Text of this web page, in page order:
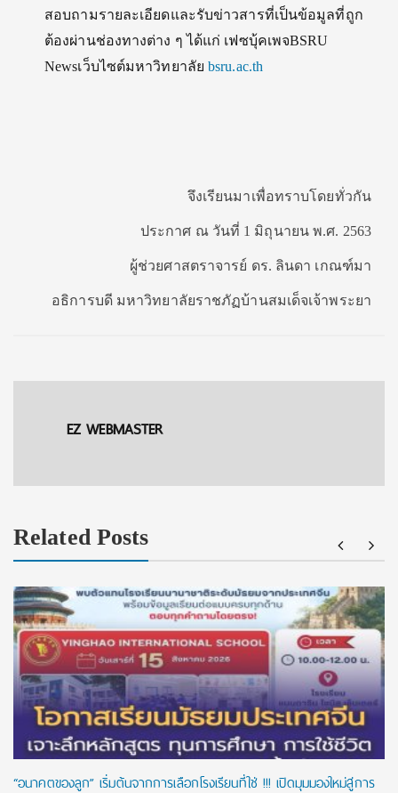
สอบถามรายละเอียดและรับข่าวสารที่เป็นข้อมูลที่ถูก
ต้องผ่านช่องทางต่าง ๆ ได้แก่ เฟซบุ้คเพจBSRU
Newsเว็บไซต์มหาวิทยาลัย bsru.ac.th
จึงเรียนมาเพื่อทราบโดยทั่วกัน
ประกาศ ณ วันที่ 1 มิถุนายน พ.ศ. 2563
ผู้ช่วยศาสตราจารย์ ดร. ลินดา เกณฑ์มา
อธิการบดี มหาวิทยาลัยราชภัฏบ้านสมเด็จเจ้าพระยา
EZ WEBMASTER
Related Posts
“อนาคตของลูก” เริ่มต้นจากการเลือกโรงเรียนที่ใช่ !!! เปิดมุมมองใหม่สู่การ